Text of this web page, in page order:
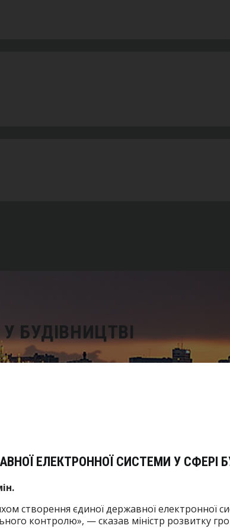
БУДІВНИЦТВІ
ЕЛЕКТРОННОЇ СИСТЕМИ У СФЕРІ
створення єдиної державної електронної
контролю», — сказав міністр розвитку